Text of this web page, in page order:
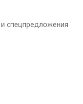
спецпредложения